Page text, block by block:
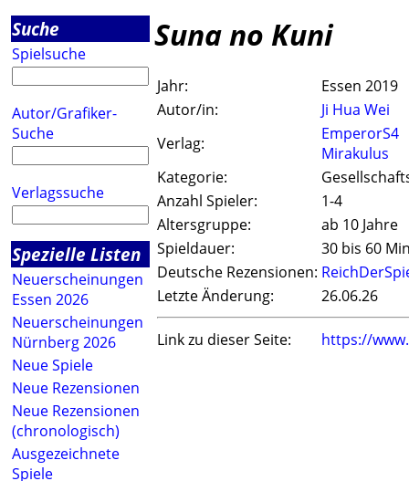
Suche
Spielsuche
Autor/Grafiker-
Suche
Verlagssuche
Spezielle Listen
Neuerscheinungen
Essen 2026
Neuerscheinungen
Nürnberg 2026
Neue Spiele
Neue Rezensionen
Neue Rezensionen
(chronologisch)
Ausgezeichnete
Spiele
Suna no Kuni
Jahr:
Essen 2019
Autor/in:
Ji Hua Wei
Verlag:
EmperorS4
Mirakulus
Kategorie:
Anzahl Spieler:
1-4
Altersgruppe:
ab 10 Jahre
Spieldauer:
30 bis 60
Deutsche Rezensionen:
Letzte Änderung:
26.06.26
Link zu dieser Seite: https://